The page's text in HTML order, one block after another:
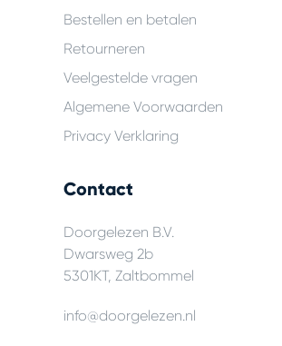
Bestellen en betalen
Retourneren
Veelgestelde vragen
Algemene Voorwaarden
Privacy Verklaring
Contact
Doorgelezen B.V.
Dwarsweg 2b
5301KT, Zaltbommel
info@doorgelezen.nl